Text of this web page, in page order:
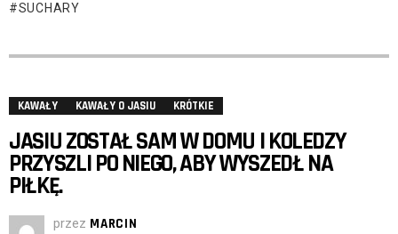
SUCHARY
KAWAŁY KAWAŁY O JASIU KRÓTKIE
JASIU ZOSTAŁ SAM W DOMU I KOLEDZY
PRZYSZLI PO NIEGO, ABY WYSZEDŁ NA
PIŁKĘ.
przez MARCIN